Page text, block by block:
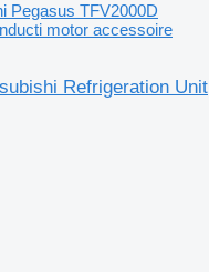
Pegasus TFV2000D
motor accessoire
Refrigeration Unit